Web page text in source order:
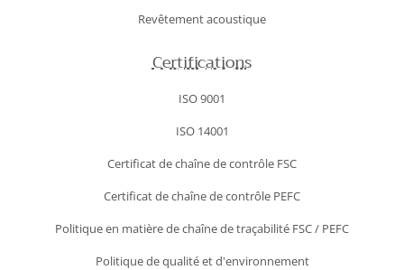
Revêtement acoustique
Certifications
ISO 9001
ISO 14001
Certificat de chaîne de contrôle FSC
Certificat de chaîne de contrôle PEFC
Politique en matière de chaîne de traçabilité FSC / PEFC
Politique de qualité et d'environnement